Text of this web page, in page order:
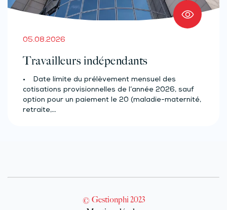
05.08.2026
Travailleurs indépendants
• Date limite du prélèvement mensuel des
cotisations provisionnelles de l’année 2026, sauf
option pour un paiement le 20 (maladie-maternité,
retraite,…
© Gestionphi 2023